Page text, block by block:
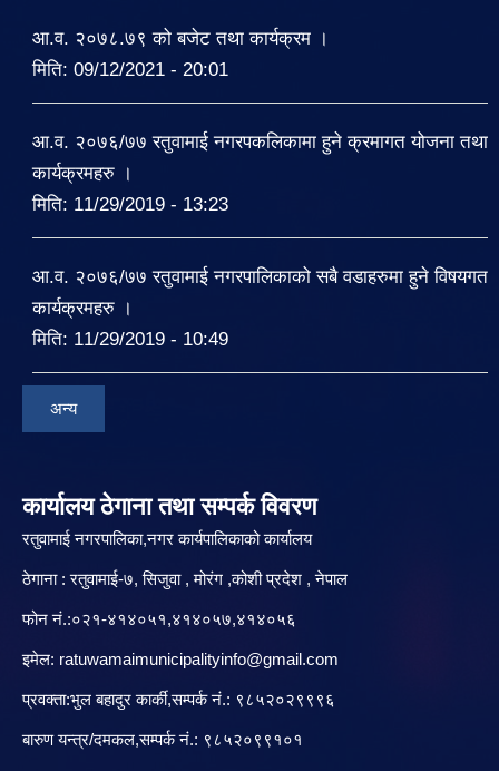
आ.व. २०७८.७९ को बजेट तथा कार्यक्रम ।
मिति: 09/12/2021 - 20:01
आ.व. २०७६/७७ रतुवामाई नगरपकलिकामा हुने क्रमागत योजना तथा
कार्यक्रमहरु ।
मिति: 11/29/2019 - 13:23
आ.व. २०७६/७७ रतुवामाई नगरपालिकाको सबै वडाहरुमा हुने विषयगत
कार्यक्रमहरु ।
मिति: 11/29/2019 - 10:49
अन्य
कार्यालय ठेगाना तथा सम्पर्क विवरण
रतुवामाई नगरपालिका,नगर कार्यपालिकाको कार्यालय
ठेगाना : रतुवामाई-७, सिजुवा , मोरंग ,कोशी प्रदेश , नेपाल
फोन नं.:०२१-४१४०५१,४१४०५७,४१४०५६
इमेल: ratuwamaimunicipalityinfo@gmail.com
प्रवक्ता:भुल बहादुर कार्की,सम्पर्क नं.: ९८५२०२९९९६
बारु‌ण यन्त्र/दमकल,सम्पर्क नं.: ९८५२०९९१०१